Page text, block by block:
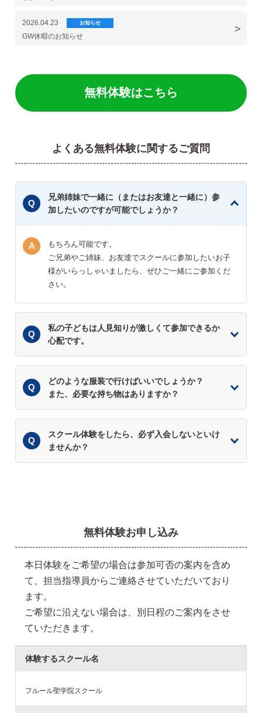
2026.04.23 お知らせ
GW休暇のお知らせ
無料体験はこちら
よくある無料体験に関するご質問
兄弟姉妹で一緒に（またはお友達と一緒に）参
加したいのですが可能でしょうか？
もちろん可能です。
ご兄弟やご姉妹、お友達でスクールに参加したいお子
様がいらっしゃいましたら、ぜひご一緒にご参加くだ
さい。
私の子どもは人見知りが激しくて参加できるか
心配です。
どのような服装で行けばいいでしょうか？
また、必要な持ち物はありますか？
スクール体験をしたら、必ず入会しないといけ
ませんか？
無料体験お申し込み
本日体験をご希望の場合は参加可否の案内を含め
て、担当指導員からご連絡させていただいており
ます。
ご希望に沿えない場合は、別日程のご案内をさせ
ていただきます。
体験するスクール名
フルール聖学院スクール